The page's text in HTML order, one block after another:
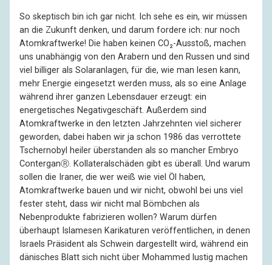
So skeptisch bin ich gar nicht. Ich sehe es ein, wir müssen
an die Zukunft denken, und darum fordere ich: nur noch
Atomkraftwerke! Die haben keinen CO₂-Ausstoß, machen
uns unabhängig von den Arabern und den Russen und sind
viel billiger als Solaranlagen, für die, wie man lesen kann,
mehr Energie eingesetzt werden muss, als so eine Anlage
während ihrer ganzen Lebensdauer erzeugt: ein
energetisches Negativgeschäft. Außerdem sind
Atomkraftwerke in den letzten Jahrzehnten viel sicherer
geworden, dabei haben wir ja schon 1986 das verrottete
Tschernobyl heiler überstanden als so mancher Embryo
ConterganⓇ. Kollateralschäden gibt es überall. Und warum
sollen die Iraner, die wer weiß wie viel Öl haben,
Atomkraftwerke bauen und wir nicht, obwohl bei uns viel
fester steht, dass wir nicht mal Bömbchen als
Nebenprodukte fabrizieren wollen? Warum dürfen
überhaupt Islamesen Karikaturen veröffentlichen, in denen
Israels Präsident als Schwein dargestellt wird, während ein
dänisches Blatt sich nicht über Mohammed lustig machen